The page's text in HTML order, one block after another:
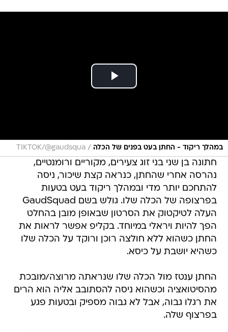
במהלך ריקוד - החתן בעט בפנים של הכלה /
TIKTOK/@gaudsqua
חתונה בן שני בני זוג צעירים, מקוריים ורומנטיים,
נהרסה אחרי שהחתן, כנראה קצת שיכור, ניסה
להתחכם יותר מדי ובמהלך ריקוד בעט בטעות
בפרצופה של הכלה שלו. גולש בשם GaudSquad
העלה לטיקטוק את הסרטון שבאופן מובן בהחלט
הפך להיות ויראלי במיוחד. בקליפ אפשר לראות את
החתן כשהוא ללא חולצה רוכן ורוקד על הכלה שלו
כשהיא יושבת על כיסא.
החתן ענטז מול הכלה שלו שנראתה מרוצה/מובכת
מהסיטואציה וכשהוא ניסה להסתובב אליה הוא הרים
את רגלו גבוה, אבל לא גבוה מספיק ובטעות פגע
בפרצוף שלה.